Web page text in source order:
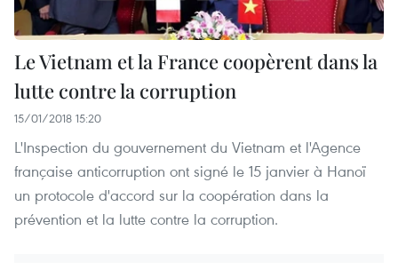
Le Vietnam et la France coopèrent dans la
lutte contre la corruption
15/01/2018 15:20
L'Inspection du gouvernement du Vietnam et l'Agence
française anticorruption ont signé le 15 janvier à Hanoï
un protocole d'accord sur la coopération dans la
prévention et la lutte contre la corruption.